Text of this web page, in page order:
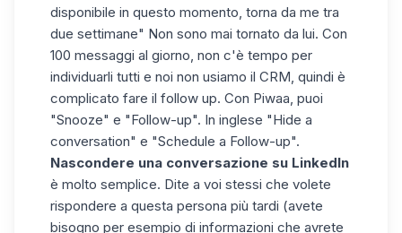
disponibile in questo momento, torna da me tra
due settimane" Non sono mai tornato da lui. Con
100 messaggi al giorno, non c'è tempo per
individuarli tutti e noi non usiamo il CRM, quindi è
complicato fare il follow up. Con Piwaa, puoi
"Snooze" e "Follow-up". In inglese "Hide a
conversation" e "Schedule a Follow-up".
Nascondere una conversazione su LinkedIn
è molto semplice. Dite a voi stessi che volete
rispondere a questa persona più tardi (avete
bisogno per esempio di informazioni che avrete